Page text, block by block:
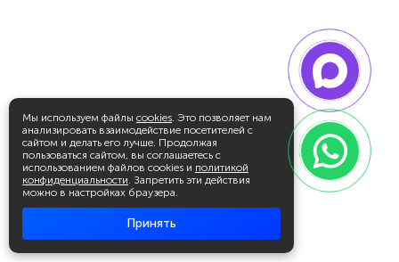
Мы используем файлы cookies. Это позволяет нам
анализировать взаимодействие посетителей с
сайтом и делать его лучше. Продолжая
пользоваться сайтом, вы соглашаетесь с
использованием файлов cookies и политикой
конфиденциальности. Запретить эти действия
можно в настройках браузера.
Принять